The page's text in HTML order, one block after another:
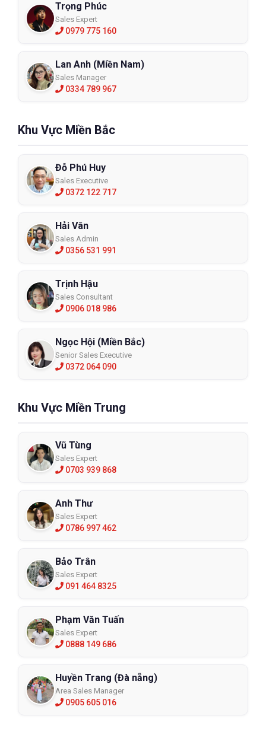
Trọng Phúc
Sales Expert
0979 775 160
Lan Anh (Miền Nam)
Sales Manager
0334 789 967
Khu Vực Miền Bắc
Đỗ Phú Huy
Sales Executive
0372 122 717
Hải Vân
Sales Admin
0356 531 991
Trịnh Hậu
Sales Consultant
0906 018 986
Ngọc Hội (Miền Bắc)
Senior Sales Executive
0372 064 090
Khu Vực Miền Trung
Vũ Tùng
Sales Expert
0703 939 868
Anh Thư
Sales Expert
0786 997 462
Bảo Trân
Sales Expert
091 464 8325
Phạm Văn Tuấn
Sales Expert
0888 149 686
Huyền Trang (Đà nẵng)
Area Sales Manager
0905 605 016